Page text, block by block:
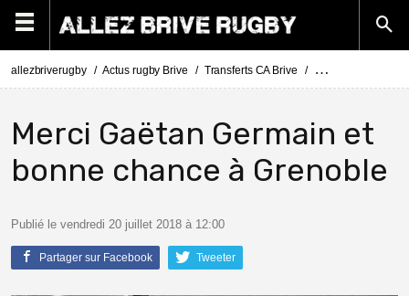
allezbriverugby Actus rugby Brive Transferts CA Brive Actus Transferts
Merci Gaëtan Germain et
bonne chance à Grenoble
Publié le vendredi 20 juillet 2018 à 12:00
Partager sur Facebook Tweeter